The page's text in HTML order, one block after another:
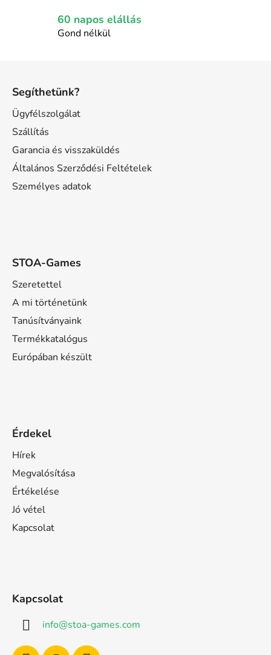
l
60 napos elállás
Gond nélkül
Segíthetünk?
Ügyfélszolgálat
Szállítás
Garancia és visszaküldés
Általános Szerződési Feltételek
Személyes adatok
STOA-Games
Szeretettel
A mi történetünk
Tanúsítványaink
Termékkatalógus
Európában készült
Érdekel
Hírek
Megvalósítása
Értékelése
Jó vétel
Kapcsolat
Kapcsolat
info@stoa-games.com